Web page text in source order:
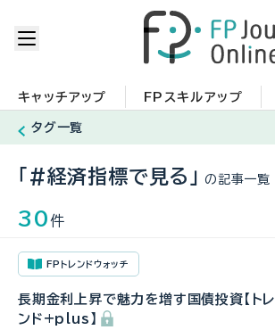
キャッチアップ FPスキルアップ
タグ一覧
「#経済指標で見る」 の記事一覧
30件
FPトレンドウォッチ
長期金利上昇で魅力を増す国債投資【トレ
ンド+plus】